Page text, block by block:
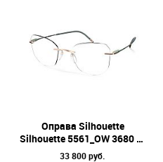
Оправа Silhouette
Silhouette 5561_OW 3680 54
33 800 руб.